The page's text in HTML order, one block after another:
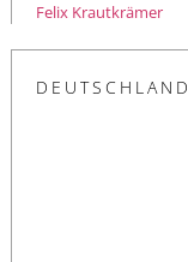
Felix Krautkrämer
DEUTSCHLAND